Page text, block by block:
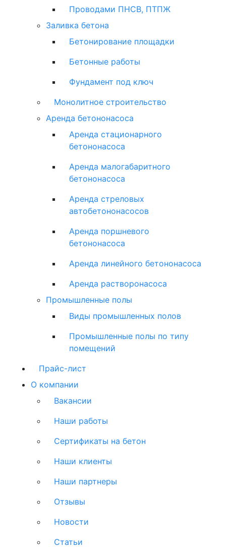
Проводами ПНСВ, ПТПЖ
Заливка бетона
Бетонирование площадки
Бетонные работы
Фундамент под ключ
Монолитное строительство
Аренда бетононасоса
Аренда стационарного
бетононасоса
Аренда малогабаритного
бетононасоса
Аренда стреловых
автобетононасосов
Аренда поршневого
бетононасоса
Аренда линейного бетононасоса
Аренда растворонасоса
Промышленные полы
Виды промышленных полов
Промышленные полы по типу
помещений
Прайс-лист
О компании
Вакансии
Наши работы
Сертификаты на бетон
Наши клиенты
Наши партнеры
Отзывы
Новости
Статьи